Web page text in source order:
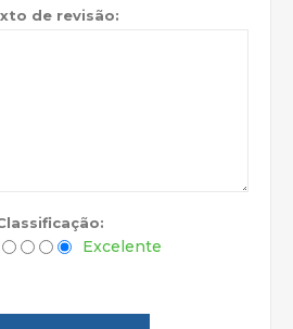
de revisão:
Excelente